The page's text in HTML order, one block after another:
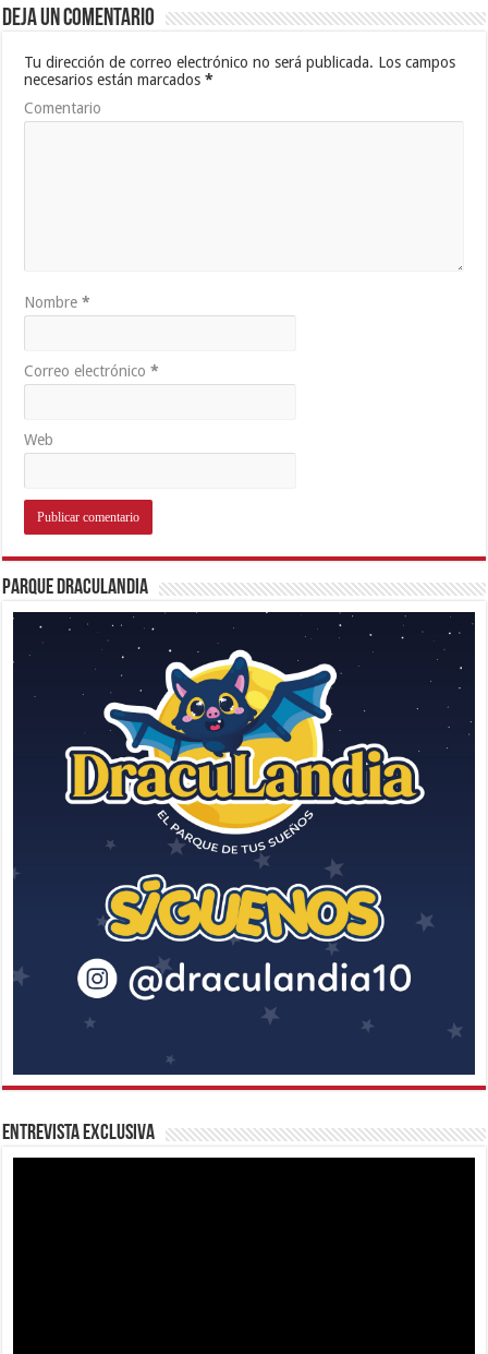
Deja un comentario
Tu dirección de correo electrónico no será publicada. Los campos
necesarios están marcados*
Comentario
Nombre*
Correo electrónico*
Web
Parque Draculandia
Entrevista Exclusiva